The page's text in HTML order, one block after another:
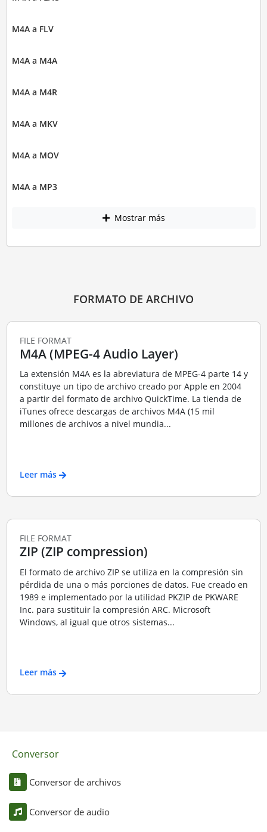
M4A a FLV
M4A a M4A
M4A a M4R
M4A a MKV
M4A a MOV
M4A a MP3
Mostrar más
FORMATO DE ARCHIVO
FILE FORMAT
M4A (MPEG-4 Audio Layer)
La extensión M4A es la abreviatura de MPEG-4 parte 14 y
constituye un tipo de archivo creado por Apple en 2004
a partir del formato de archivo QuickTime. La tienda de
iTunes ofrece descargas de archivos M4A (15 mil
millones de archivos a nivel mundia...
Leer más
FILE FORMAT
ZIP (ZIP compression)
El formato de archivo ZIP se utiliza en la compresión sin
pérdida de una o más porciones de datos. Fue creado en
1989 e implementado por la utilidad PKZIP de PKWARE
Inc. para sustituir la compresión ARC. Microsoft
Windows, al igual que otros sistemas...
Leer más
Conversor
Conversor de archivos
Conversor de audio